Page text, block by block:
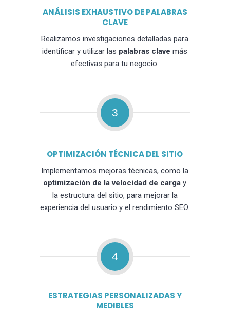
ANÁLISIS EXHAUSTIVO DE PALABRAS
CLAVE
Realizamos investigaciones detalladas para
identificar y utilizar las palabras clave más
efectivas para tu negocio.
3
OPTIMIZACIÓN TÉCNICA DEL SITIO
Implementamos mejoras técnicas, como la
optimización de la velocidad de carga y
la estructura del sitio, para mejorar la
experiencia del usuario y el rendimiento SEO.
4
ESTRATEGIAS PERSONALIZADAS Y
MEDIBLES